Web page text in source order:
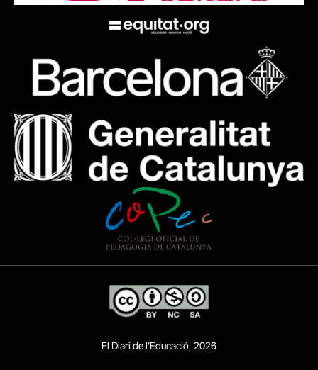
El Diari de l’Educació, 2026